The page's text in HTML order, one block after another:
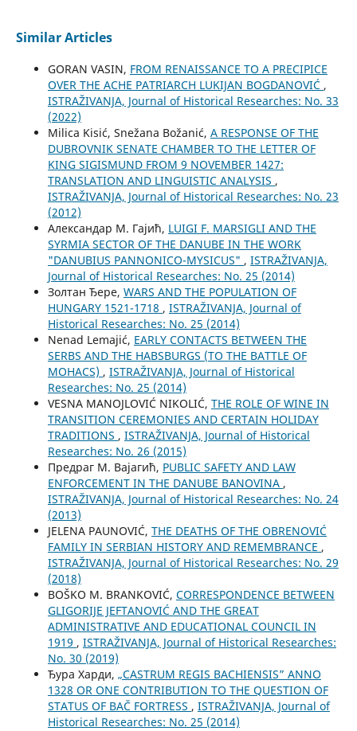
Similar Articles
GORAN VASIN, FROM RENAISSANCE TO A PRECIPICE
OVER THE ACHE PATRIARCH LUKIJAN BOGDANOVIĆ ,
ISTRAŽIVANJA, Јournal of Historical Researches: No. 33
(2022)
Milica Kisić, Snežana Božanić, A RESPONSE OF THE
DUBROVNIK SENATE CHAMBER TO THE LETTER OF
KING SIGISMUND FROM 9 NOVEMBER 1427:
TRANSLATION AND LINGUISTIC ANALYSIS ,
ISTRAŽIVANJA, Јournal of Historical Researches: No. 23
(2012)
Александар М. Гајић, LUIGI F. MARSIGLI AND THE
SYRMIA SECTOR OF THE DANUBE IN THE WORK
"DANUBIUS PANNONICO-MYSICUS" , ISTRAŽIVANJA,
Јournal of Historical Researches: No. 25 (2014)
Золтан Ђере, WARS AND THE POPULATION OF
HUNGARY 1521-1718 , ISTRAŽIVANJA, Јournal of
Historical Researches: No. 25 (2014)
Nenad Lemajić, EARLY CONTACTS BETWEEN THE
SERBS AND THE HABSBURGS (TO THE BATTLE OF
MOHACS) , ISTRAŽIVANJA, Јournal of Historical
Researches: No. 25 (2014)
VESNA MANOJLOVIĆ NIKOLIĆ, THE ROLE OF WINE IN
TRANSITION CEREMONIES AND CERTAIN HOLIDAY
TRADITIONS , ISTRAŽIVANJA, Јournal of Historical
Researches: No. 26 (2015)
Предраг М. Вајагић, PUBLIC SAFETY AND LAW
ENFORCEMENT IN THE DANUBE BANOVINA ,
ISTRAŽIVANJA, Јournal of Historical Researches: No. 24
(2013)
JELENA PAUNOVIĆ, THE DEATHS OF THE OBRENOVIĆ
FAMILY IN SERBIAN HISTORY AND REMEMBRANCE ,
ISTRAŽIVANJA, Јournal of Historical Researches: No. 29
(2018)
BOŠKO M. BRANKOVIĆ, CORRESPONDENCE BETWEEN
GLIGORIJE JEFTANOVIĆ AND THE GREAT
ADMINISTRATIVE AND EDUCATIONAL COUNCIL IN
1919 , ISTRAŽIVANJA, Јournal of Historical Researches:
No. 30 (2019)
Ђура Харди, „CASTRUM REGIS BACHIENSIS” ANNO
1328 OR ONE CONTRIBUTION TO THE QUESTION OF
STATUS OF BAČ FORTRESS , ISTRAŽIVANJA, Јournal of
Historical Researches: No. 25 (2014)